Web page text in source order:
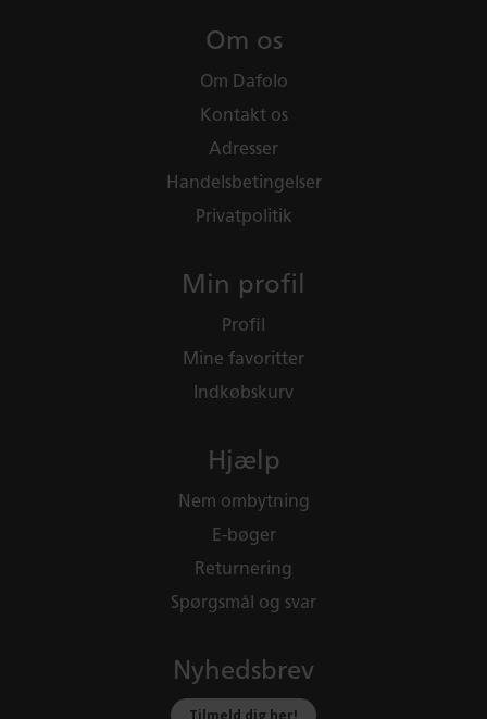
Om os
Om Dafolo
Kontakt os
Adresser
Handelsbetingelser
Privatpolitik
Min profil
Profil
Mine favoritter
Indkøbskurv
Hjælp
Nem ombytning
E-bøger
Returnering
Spørgsmål og svar
Nyhedsbrev
Tilmeld dig her!